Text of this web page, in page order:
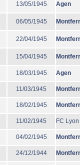
13/05/1945 Agen
06/05/1945
22/04/1945
15/04/1945
18/03/1945 Agen
11/03/1945
18/02/1945
11/02/1945 FC Lyon
04/02/1945
24/12/1944